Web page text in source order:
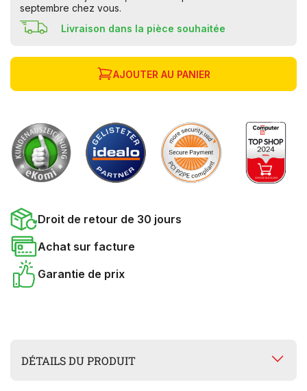
septembre chez vous.
Livraison dans la pièce souhaitée
AJOUTER AU PANIER
Droit de retour de 30 jours
Achat sur facture
Garantie de prix
DÉTAILS DU PRODUIT